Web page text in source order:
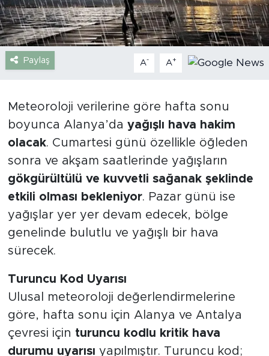
Paylaş A- A+
Meteoroloji verilerine göre hafta sonu
boyunca Alanya’da yağışlı hava hakim
olacak. Cumartesi günü özellikle öğleden
sonra ve akşam saatlerinde yağışların
gökgürültülü ve kuvvetli sağanak şeklinde
etkili olması bekleniyor. Pazar günü ise
yağışlar yer yer devam edecek, bölge
genelinde bulutlu ve yağışlı bir hava
sürecek.
Turuncu Kod Uyarısı
Ulusal meteoroloji değerlendirmelerine
göre, hafta sonu için Alanya ve Antalya
çevresi için turuncu kodlu kritik hava
durumu uyarısı yapılmıştır. Turuncu kod;
Sağlık
Siyaset
Spor
Türkiye
Yaşam
Yerel